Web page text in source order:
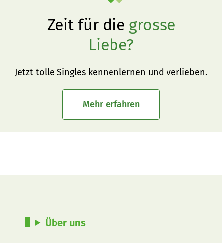
Zeit für die grosse
Liebe?
Jetzt tolle Singles kennenlernen und verlieben.
Mehr erfahren
Über uns